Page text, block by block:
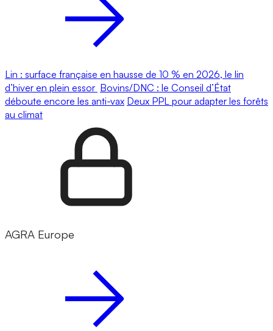
Lin : surface française en hausse de 10 % en 2026, le lin
d’hiver en plein essor Bovins/DNC : le Conseil d’État
déboute encore les anti-vax Deux PPL pour adapter les forêts
au climat
AGRA Europe